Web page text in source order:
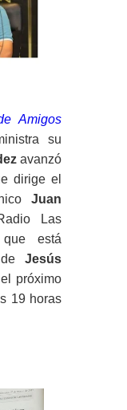
Amigos
su
avanzó
dirige el
Juan
Las
está
Jesús
próximo
19 horas